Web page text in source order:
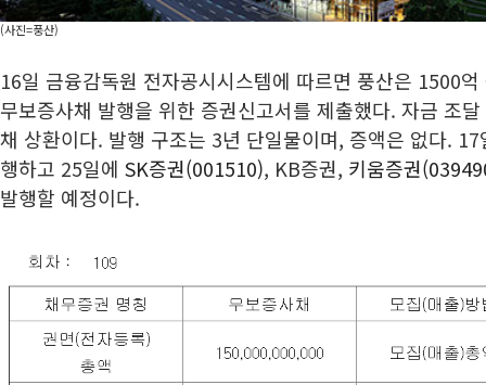
(사진=풍산)
16일 금융감독원 전자공시시스템에 따르면 풍산은 1500
무보증사채 발행을 위한 증권신고서를 제출했다. 자금 조
채 상환이다. 발행 구조는 3년 단일물이며, 증액은 없다.
행하고 25일에 SK증권(001510), KB증권, 키움증권
발행할 예정이다.